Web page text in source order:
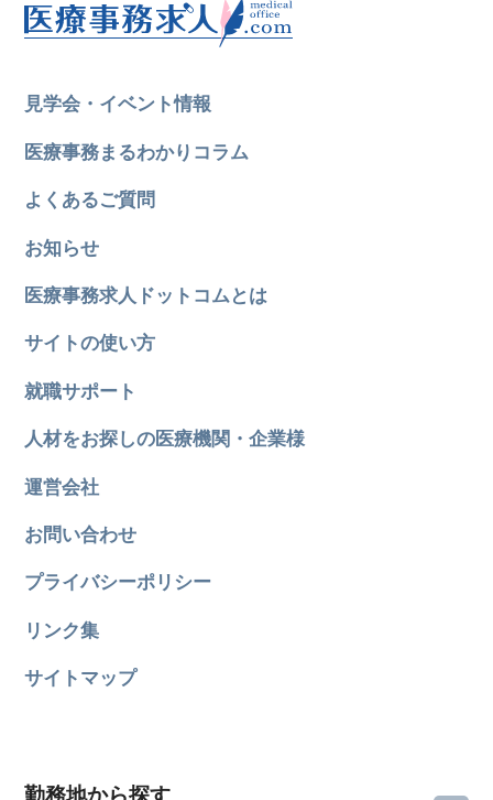
見学会・イベント情報
医療事務まるわかりコラム
よくあるご質問
お知らせ
医療事務求人ドットコムとは
サイトの使い方
就職サポート
人材をお探しの医療機関・企業様
運営会社
お問い合わせ
プライバシーポリシー
リンク集
サイトマップ
勤務地から探す